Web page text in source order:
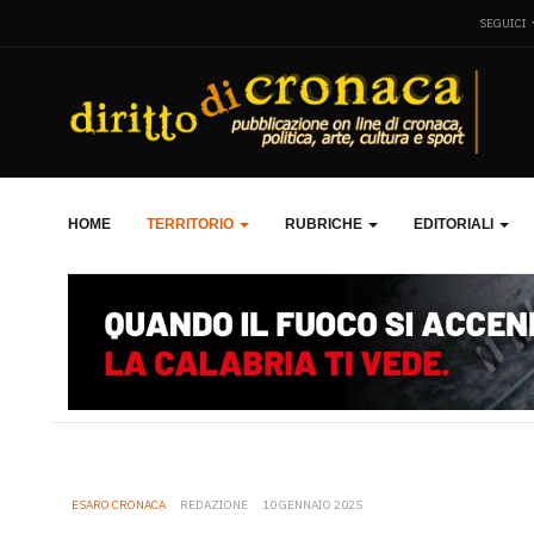
SEGUICI
HOME TERRITORIO RUBRICHE EDITORIALI
ESARO CRONACA REDAZIONE 10 GENNAIO 2025